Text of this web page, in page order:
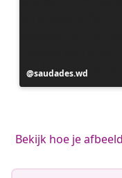
Bericht
gepubliceerd
saudades.wd
Bekijk hoe je